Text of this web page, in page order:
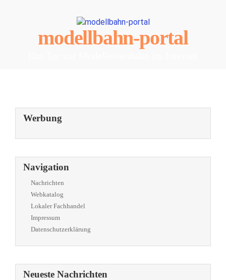
modellbahn-portal
Werbung
Navigation
Nachrichten
Webkatalog
Lokaler Fachhandel
Impressum
Datenschutzerklärung
Neueste Nachrichten